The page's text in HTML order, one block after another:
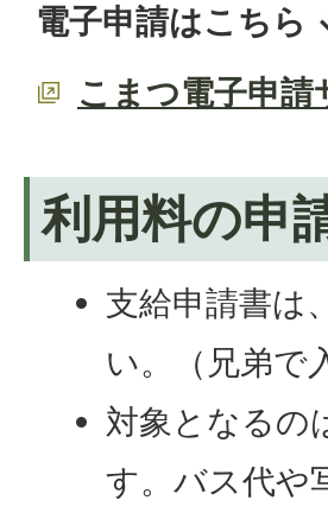
電子申請はこちら
こまつ電子申請
利用料の申
支給申請書は
い。（兄弟で
対象となるの
す。バス代や